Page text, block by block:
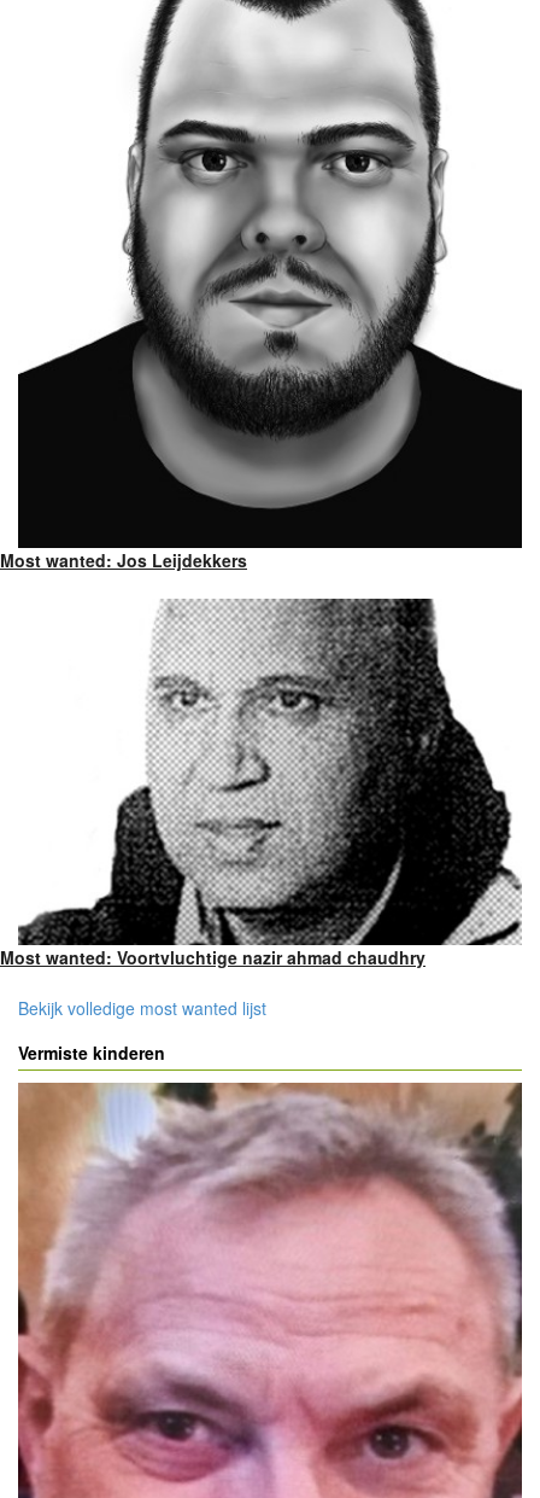
Most wanted: Jos Leijdekkers
Most wanted: Voortvluchtige nazir ahmad chaudhry
Bekijk volledige most wanted lijst
Vermiste kinderen